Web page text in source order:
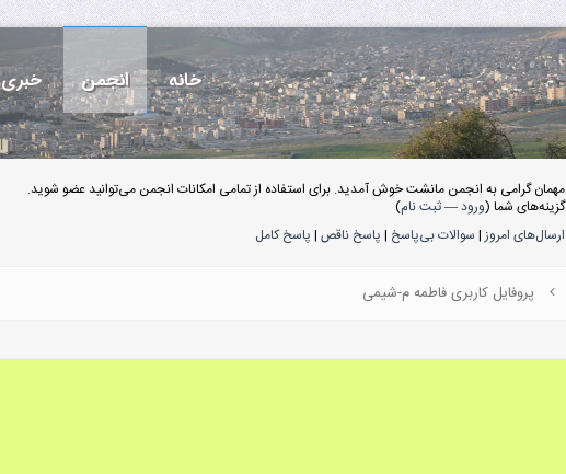
خانه انجمن خبری
مهمان گرامی به انجمن مانشت خوش آمدید. برای استفاده از تمامی امکانات انجمن می‌توانید عضو شوید.
گزینه‌های شما (ورود—ثبت نام)
ارسال‌های امروز| سوالات بی‌پاسخ | پاسخ ناقص | پاسخ کامل
پروفایل کاربری فاطمه م-شیمی